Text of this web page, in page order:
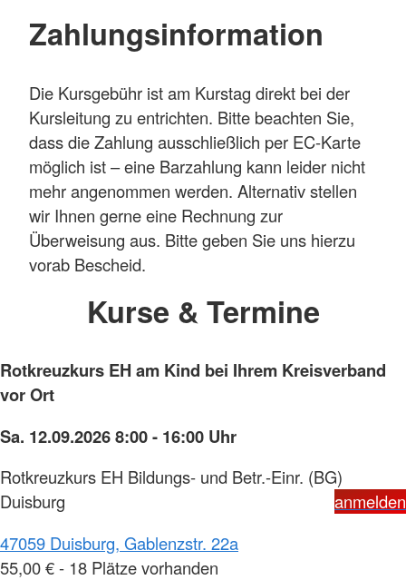
Zahlungsinformation
Die Kursgebühr ist am Kurstag direkt bei der
Kursleitung zu entrichten. Bitte beachten Sie,
dass die Zahlung ausschließlich per EC-Karte
möglich ist – eine Barzahlung kann leider nicht
mehr angenommen werden. Alternativ stellen
wir Ihnen gerne eine Rechnung zur
Überweisung aus. Bitte geben Sie uns hierzu
vorab Bescheid.
Kurse & Termine
Rotkreuzkurs EH am Kind bei Ihrem Kreisverband
vor Ort
Sa. 12.09.2026 8:00 - 16:00 Uhr
Rotkreuzkurs EH Bildungs- und Betr.-Einr. (BG)
Duisburg
anmelden
47059 Duisburg, Gablenzstr. 22a
55,00 € - 18 Plätze vorhanden